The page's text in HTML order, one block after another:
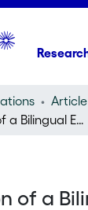
Evaluation of a Bilingual Education Program in Canada : The Elgin Study Through Grade Six
of a